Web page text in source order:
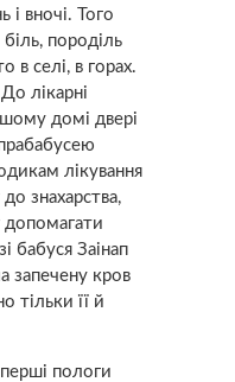
вночі. Того
породіль
в селі, в горах.
лікарні
домі двері
лікування
знахарства,
допомагати
бабуся Заінап
запечену кров
тільки її й
пологи